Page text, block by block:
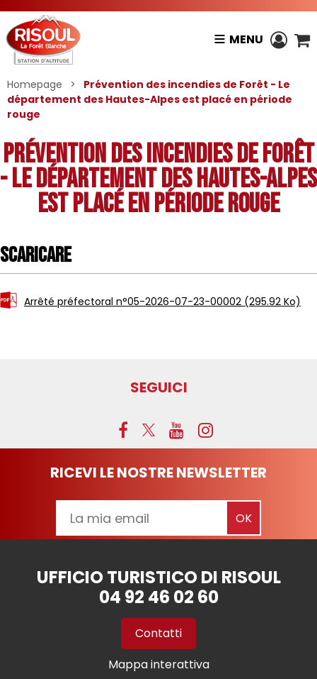
MENU
Homepage >
Prévention des incendies de Forêt - Le
département des Hautes-Alpes est placé en période
rouge
Prévention des incendies de Forêt
- Le département des Hautes-Alpes
est placé en période rouge
Scaricare
Arrêté préfectoral n°05-2026-07-23-00002 (295.92 Ko)
SEGUICI
RICEVI LE NOSTRE NEWSLETTER
UFFICIO TURISTICO DI RISOUL
04 92 46 02 60
Contatti
Mappa interattiva